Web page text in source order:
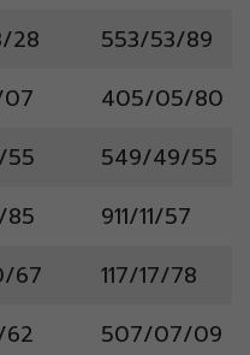
28
553/53/89
405/05/80
549/49/55
911/11/57
67
117/17/78
507/07/09